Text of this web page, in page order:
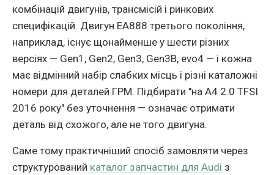
комбiнацiй двигунiв, трансмiсiй i ринкових
специфiкацiй. Двигун EA888 третього поколiння,
наприклад, iснує щонайменше у шести рiзних
версiях — Gen1, Gen2, Gen3, Gen3B, evo4 — i кожна
має вiдмiнний набiр слабких мiсць i рiзнi каталожнi
номери для деталей ГРМ. Пiдбирати "на A4 2.0 TFSI
2016 року" без уточнення — означає отримати
деталь вiд схожого, але не того двигуна.
Саме тому практичнiший спосiб замовляти через
структурований каталог запчастин для Audi з